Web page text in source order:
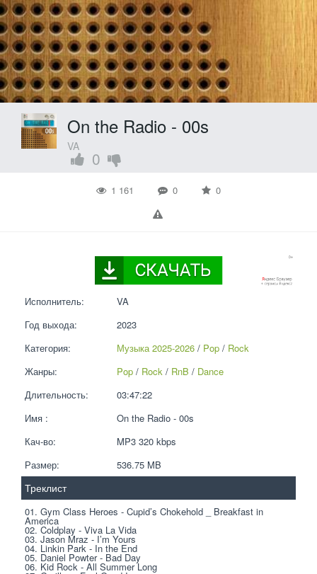
On the Radio - 00s
VA
0
1 161 0 0
Исполнитель:
VA
Год выхода:
2023
Категория:
Музыка 2025-2026 / Pop / Rock
Жанры:
Pop / Rock / RnB / Dance
Длительность:
03:47:22
Имя :
On the Radio - 00s
Кач-во:
MP3 320 kbps
Размер:
536.75 MB
Треклист
01. Gym Class Heroes - Cupid’s Chokehold _ Breakfast in
America
02. Coldplay - Viva La Vida
03. Jason Mraz - I’m Yours
04. Linkin Park - In the End
05. Daniel Powter - Bad Day
06. Kid Rock - All Summer Long